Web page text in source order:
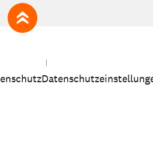
zum Seitenanfang